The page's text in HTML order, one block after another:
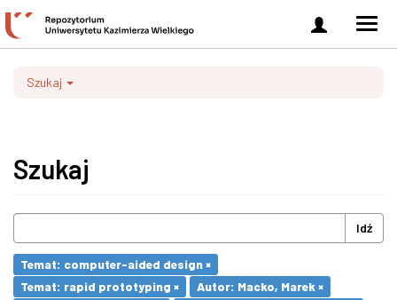
Zaloguj
się
Szukaj
Szukaj
Idź
Temat: computer-aided design ×
Temat: rapid prototyping ×
Autor: Macko, Marek ×